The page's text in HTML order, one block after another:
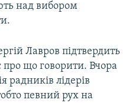
над вибором
Лавров підтвердить
про що говорити. Вчора
радників лідерів
певний рух на